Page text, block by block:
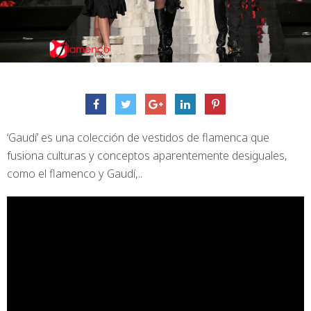
‘Gaudí’ es una colección de vestidos de flamenca que
fusiona culturas y conceptos aparentemente desiguales,
como el flamenco y Gaudí,..